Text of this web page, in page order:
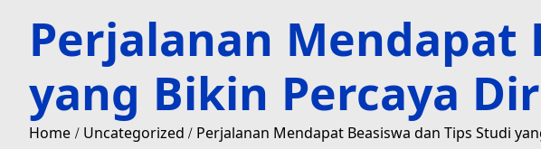
Perjalanan Mendapat
yang Bikin Percaya
Home Uncategorized Perjalanan Mendapat Beasiswa dan Tips Studi